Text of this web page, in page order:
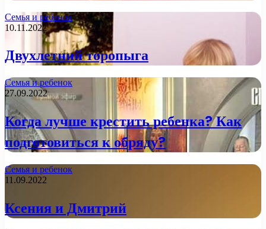
Семья и ребенок
10.11.2022
Двухлетний торопыга
Семья и ребенок
27.09.2022
Когда лучше крестить ребенка? Как
подготовиться к обряду?
Семья и ребенок
11.09.2022
Ксения и Дмитрий